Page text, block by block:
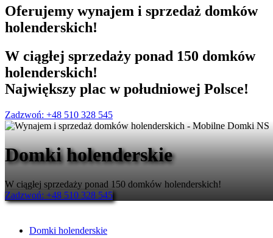
Oferujemy wynajem i sprzedaż domków
holenderskich!
W ciągłej sprzedaży ponad 150 domków
holenderskich!
Największy plac w południowej Polsce!
Zadzwoń: +48 510 328 545
Domki holenderskie
W ciągłej sprzedaży ponad 150 domków holenderskich!
Zadzwoń: +48 510 328 545
Domki holenderskie